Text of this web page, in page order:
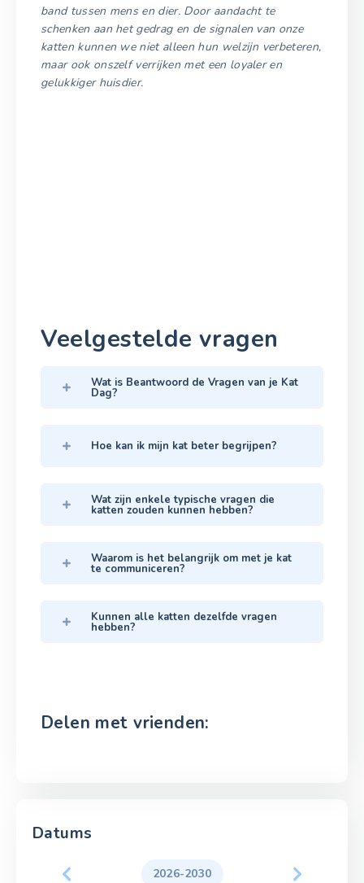
band tussen mens en dier. Door aandacht te
schenken aan het gedrag en de signalen van onze
katten kunnen we niet alleen hun welzijn verbeteren,
maar ook onszelf verrijken met een loyaler en
gelukkiger huisdier.
Veelgestelde vragen
Wat is Beantwoord de Vragen van je Kat
Dag?
Hoe kan ik mijn kat beter begrijpen?
Wat zijn enkele typische vragen die
katten zouden kunnen hebben?
Waarom is het belangrijk om met je kat
te communiceren?
Kunnen alle katten dezelfde vragen
hebben?
Delen met vrienden:
Datums
2026-2030